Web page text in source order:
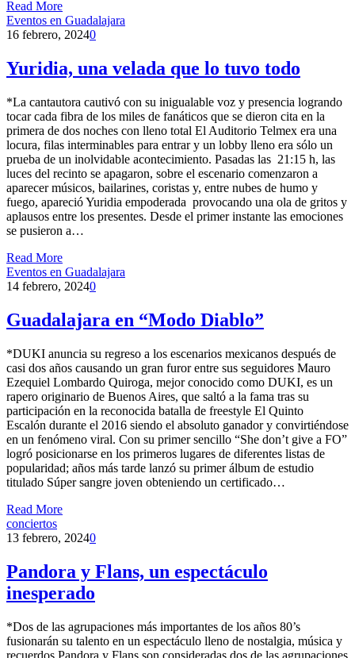
Read More
Eventos en Guadalajara
16 febrero, 20240
Yuridia, una velada que lo tuvo todo
*La cantautora cautivó con su inigualable voz y presencia logrando
tocar cada fibra de los miles de fanáticos que se dieron cita en la
primera de dos noches con lleno total El Auditorio Telmex era una
locura, filas interminables para entrar y un lobby lleno era sólo un
prueba de un inolvidable acontecimiento. Pasadas las 21:15 h, las
luces del recinto se apagaron, sobre el escenario comenzaron a
aparecer músicos, bailarines, coristas y, entre nubes de humo y
fuego, apareció Yuridia empoderada provocando una ola de gritos y
aplausos entre los presentes. Desde el primer instante las emociones
se pusieron a…
Read More
Eventos en Guadalajara
14 febrero, 20240
Guadalajara en “Modo Diablo”
*DUKI anuncia su regreso a los escenarios mexicanos después de
casi dos años causando un gran furor entre sus seguidores Mauro
Ezequiel Lombardo Quiroga, mejor conocido como DUKI, es un
rapero originario de Buenos Aires, que saltó a la fama tras su
participación en la reconocida batalla de freestyle El Quinto
Escalón durante el 2016 siendo el absoluto ganador y convirtiéndose
en un fenómeno viral. Con su primer sencillo “She don’t give a FO”
logró posicionarse en los primeros lugares de diferentes listas de
popularidad; años más tarde lanzó su primer álbum de estudio
titulado Súper sangre joven obteniendo un certificado…
Read More
conciertos
13 febrero, 20240
Pandora y Flans, un espectáculo
inesperado
*Dos de las agrupaciones más importantes de los años 80’s
fusionarán su talento en un espectáculo lleno de nostalgia, música y
recuerdos Pandora y Flans son consideradas dos de las agrupaciones